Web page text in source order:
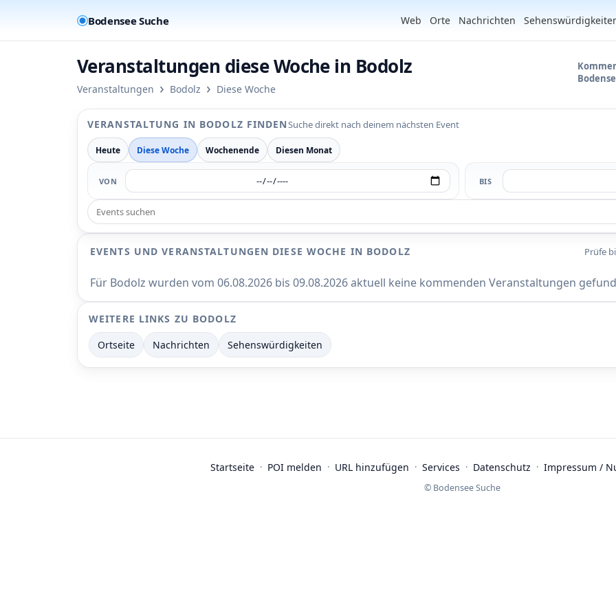
Bodensee Suche Web Orte Nachrichten
Veranstaltungen diese Woche in Bodolz
Veranstaltungen › Bodolz › Diese Woche
VERANSTALTUNG IN BODOLZ FINDENSuche direkt nach deinem nächsten Event
Heute Diese Woche Wochenende Diesen Monat
VON BIS
EVENTS UND VERANSTALTUNGEN DIESE WOCHE IN BODOLZ Prüfe
Für Bodolz wurden vom 06.08.2026 bis 09.08.2026 aktuell keine kommenden Veranstaltungen
WEITERE LINKS ZU BODOLZ
Ortseite
Nachrichten Sehenswürdigkeiten
Startseite · POI melden · URL hinzufügen · Services · Datenschutz · Impressum /
© Bodensee Suche